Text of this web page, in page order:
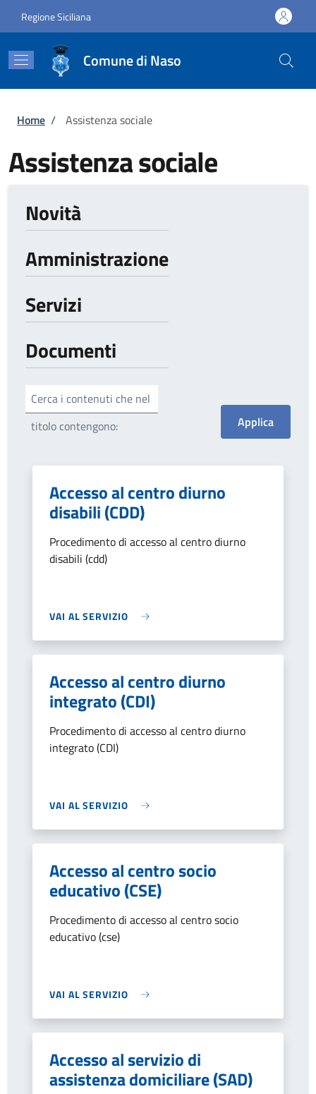
Regione Siciliana
Comune di Naso
Briciole di pane
Home / Assistenza sociale
Assistenza sociale
Novità
Amministrazione
Servizi
Documenti
Cerca i contenuti che nel
titolo contengono:
Accesso al centro diurno
disabili (CDD)
Procedimento di accesso al centro diurno
disabili (cdd)
VAI AL SERVIZIO
Accesso al centro diurno
integrato (CDI)
Procedimento di accesso al centro diurno
integrato (CDI)
VAI AL SERVIZIO
Accesso al centro socio
educativo (CSE)
Procedimento di accesso al centro socio
educativo (cse)
VAI AL SERVIZIO
Accesso al servizio di
assistenza domiciliare (SAD)